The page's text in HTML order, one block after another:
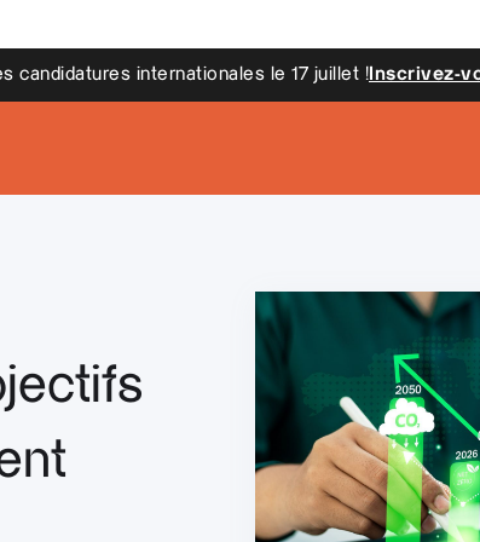
internationales le 17 juillet ! Inscrivez-vous